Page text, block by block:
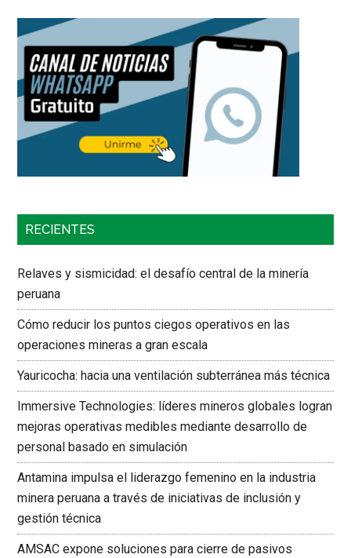
RECIENTES
Relaves y sismicidad: el desafío central de la minería
peruana
Cómo reducir los puntos ciegos operativos en las
operaciones mineras a gran escala
Yauricocha: hacia una ventilación subterránea más técnica
Immersive Technologies: líderes mineros globales logran
mejoras operativas medibles mediante desarrollo de
personal basado en simulación
Antamina impulsa el liderazgo femenino en la industria
minera peruana a través de iniciativas de inclusión y
gestión técnica
AMSAC expone soluciones para cierre de pasivos